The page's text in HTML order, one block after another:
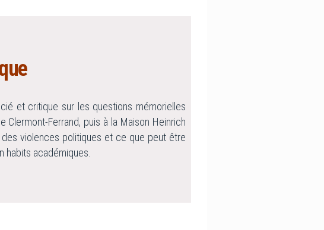
et critique sur les questions mémorielles
Ferrand, puis à la Maison Heinrich
des violences politiques et ce que peut être
habits académiques.